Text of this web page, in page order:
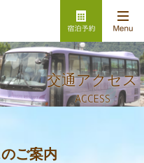
交通アクセス
ACCESS
ご案内